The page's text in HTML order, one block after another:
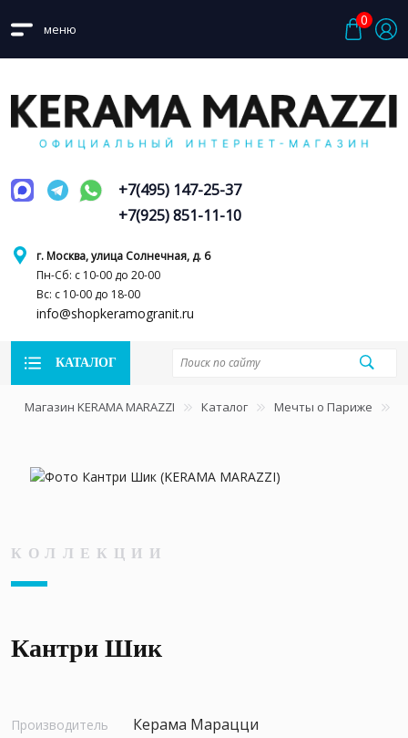
меню
0
г. Москва, улица Солнечная, д. 6
Пн-Сб: с 10-00 до 20-00
Вс: с 10-00 до 18-00
info@shopkeramogranit.ru
+7(495) 147-25-37
+7(925) 851-11-10
КАТАЛОГ
Магазин KERAMA MARAZZI Каталог Мечты о Париже
КОЛЛЕКЦИИ
Кантри Шик
Производитель Керама Марацци